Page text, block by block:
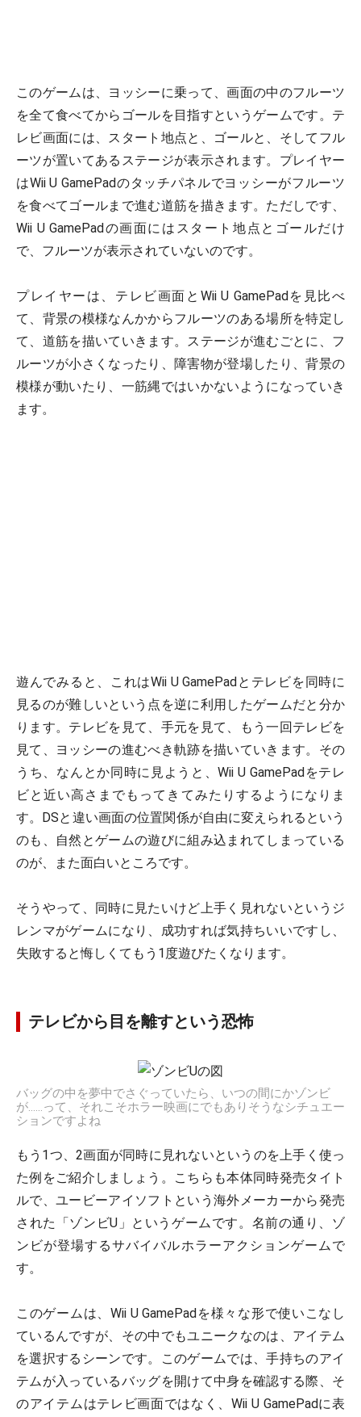
このゲームは、ヨッシーに乗って、画面の中のフルーツ
を全て食べてからゴールを目指すというゲームです。テ
レビ画面には、スタート地点と、ゴールと、そしてフル
ーツが置いてあるステージが表示されます。プレイヤー
はWii U GamePadのタッチパネルでヨッシーがフルーツ
を食べてゴールまで進む道筋を描きます。ただしです、
Wii U GamePadの画面にはスタート地点とゴールだけ
で、フルーツが表示されていないのです。
プレイヤーは、テレビ画面とWii U GamePadを見比べ
て、背景の模様なんかからフルーツのある場所を特定し
て、道筋を描いていきます。ステージが進むごとに、フ
ルーツが小さくなったり、障害物が登場したり、背景の
模様が動いたり、一筋縄ではいかないようになっていき
ます。
遊んでみると、これはWii U GamePadとテレビを同時に
見るのが難しいという点を逆に利用したゲームだと分か
ります。テレビを見て、手元を見て、もう一回テレビを
見て、ヨッシーの進むべき軌跡を描いていきます。その
うち、なんとか同時に見ようと、Wii U GamePadをテレ
ビと近い高さまでもってきてみたりするようになりま
す。DSと違い画面の位置関係が自由に変えられるという
のも、自然とゲームの遊びに組み込まれてしまっている
のが、また面白いところです。
そうやって、同時に見たいけど上手く見れないというジ
レンマがゲームになり、成功すれば気持ちいいですし、
失敗すると悔しくてもう1度遊びたくなります。
テレビから目を離すという恐怖
バッグの中を夢中でさぐっていたら、いつの間にかゾンビ
が……って、それこそホラー映画にでもありそうなシチュエー
ションですよね
もう1つ、2画面が同時に見れないというのを上手く使っ
た例をご紹介しましょう。こちらも本体同時発売タイト
ルで、ユービーアイソフトという海外メーカーから発売
された「ゾンビU」というゲームです。名前の通り、ゾ
ンビが登場するサバイバルホラーアクションゲームで
す。
このゲームは、Wii U GamePadを様々な形で使いこなし
ているんですが、その中でもユニークなのは、アイテム
を選択するシーンです。このゲームでは、手持ちのアイ
テムが入っているバッグを開けて中身を確認する際、そ
のアイテムはテレビ画面ではなく、Wii U GamePadに表